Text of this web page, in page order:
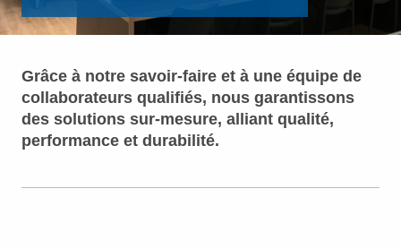
Grâce à notre savoir-faire et à une équipe de
collaborateurs qualifiés, nous garantissons
des solutions sur-mesure, alliant qualité,
performance et durabilité.